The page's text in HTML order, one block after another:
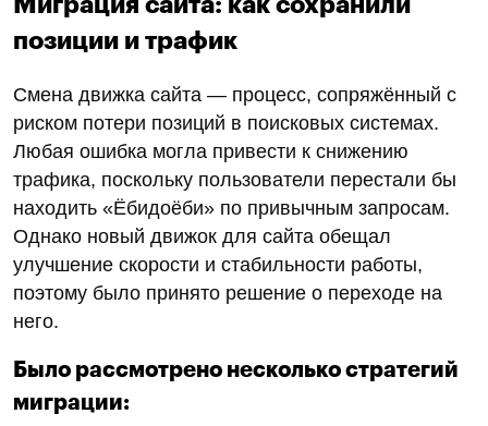
В августе бренд «Ёбидоёби» оказался в центре
скандала, связанного с публикацией фотографий
для рекламы с участием темнокожего мужчины.
Снимок был опубликован в телеграм-канале
основателя движения «Мужское государство*»
(*Признана экстремистской организацией и
запрещена в РФ), после чего последовала
массовая атака в виде негативных отзывов на
площадках Яндекс.Карты, Google Maps и 2ГИС.
Негативные отзывы снижают рейтинг компании в
напрямую влияют на количество заказов.
Поэтому специалисты «Сеослон» подключились к